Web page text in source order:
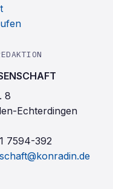
8
Echterdingen
7594-392